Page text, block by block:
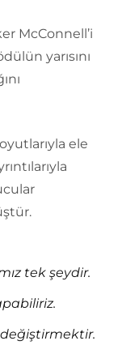
McConnell’i
yarısını
ele
tek şeydir.
değiştirmektir.